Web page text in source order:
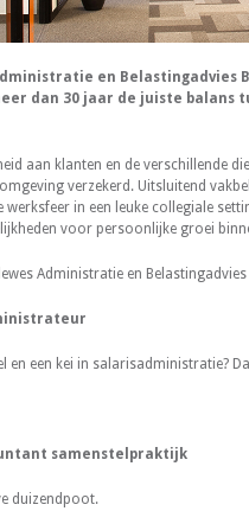
Administratie en Belastingadvies
dan 30 jaar de juiste balans
aan klanten en de verschillende
verzekerd. Uitsluitend
in een leuke collegiale
voor persoonlijke groei
Administratie en
en een kei in salarisadministratie?
samenstelpraktijk
duizendpoot.